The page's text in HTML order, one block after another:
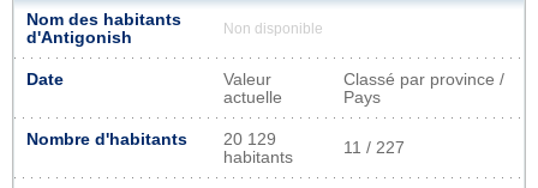
Nom des habitants
d'Antigonish
Non disponible
Date
Valeur
actuelle
Classé par province /
Pays
Nombre d'habitants
20 129
habitants
11 / 227